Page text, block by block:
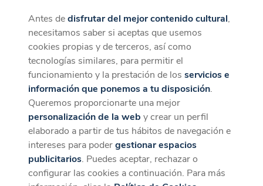
CaixaForum+
La mejor experiencia desde la App
Descargar
Antes dedisfrutar del mejor contenido cultural,
necesitamos saber si aceptas que usemos
cookies propias y de terceros, así como
tecnologías similares, para permitir el
funcionamiento y la prestación de losservicios e
información que ponemos a tu disposición.
Queremos proporcionarte una mejor
personalización de la web y crear un perfil
elaborado a partir de tus hábitos de navegación e
intereses para podergestionar espacios
publicitarios. Puedes aceptar, rechazar o
configurar las cookies a continuación. Para más